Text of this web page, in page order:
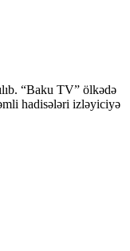
“Baku TV” ölkədə
hadisələri izləyiciyə